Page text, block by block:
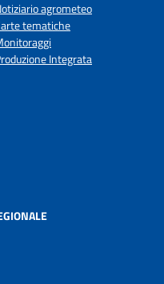
agrometeo
tematiche
Integrata